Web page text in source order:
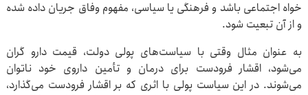
خواه اجتماعی باشد و فرهنگی یا سیاسی، مفهوم وفاق جریان داده شده
و از آن تبعیت شود.
به عنوان مثال وقتی با سیاست‌های پولی دولت، قیمت دارو گران
می‌شود، اقشار فرودست برای درمان و تأمین داروی خود ناتوان
می‌شوند. در این سیاست پولی با اثری که بر اقشار فرودست می‌گذارد،